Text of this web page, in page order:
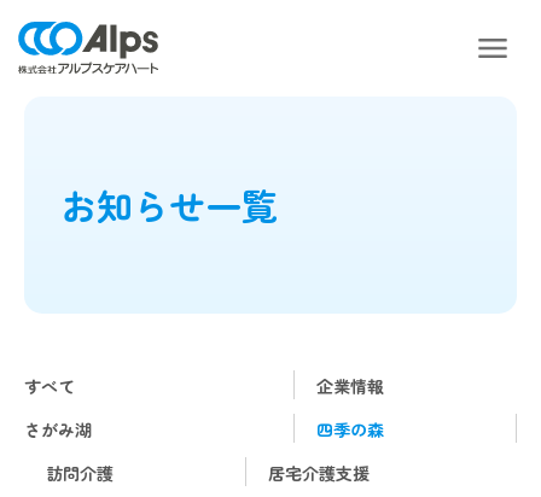
お知らせ一覧
すべて
企業情報
さがみ湖
四季の森
訪問介護
居宅介護支援